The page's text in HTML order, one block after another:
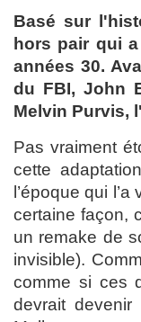
Basé sur
hors pair qui
années 30.
du FBI, John
Melvin Purvis,
Pas vraiment
cette
l’époque qui
certaine façon,
un remake de
invisible).
comme si ces
devrait